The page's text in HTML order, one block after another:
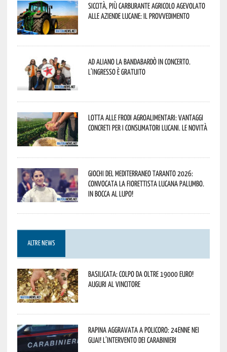
Siccità, più carburante agricolo agevolato
alle aziende lucane: il provvedimento
Ad Aliano la Bandabardò in concerto.
L’ingresso è gratuito
Lotta alle frodi agroalimentari: vantaggi
concreti per i consumatori lucani. Le novità
Giochi del Mediterraneo Taranto 2026:
convocata la fiorettista lucana Palumbo.
In bocca al lupo!
ALTRE NEWS
Basilicata: colpo da oltre 19000 Euro!
Auguri al vincitore
Rapina aggravata a Policoro: 24enne nei
guai! L’intervento dei Carabinieri